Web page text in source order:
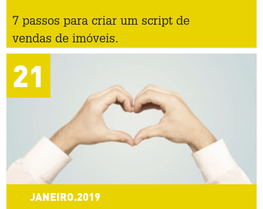
7 passos para criar um script de
vendas de imóveis.
21
JANEIRO.2019